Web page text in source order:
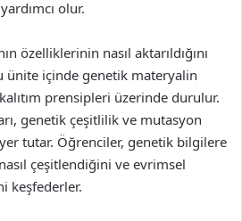
olur.
özelliklerinin nasıl aktarıldığını
ünite içinde genetik materyalin
kalıtım prensipleri üzerinde durulur.
genetik çeşitlilik ve mutasyon
tutar. Öğrenciler, genetik bilgilere
çeşitlendiğini ve evrimsel
keşfederler.